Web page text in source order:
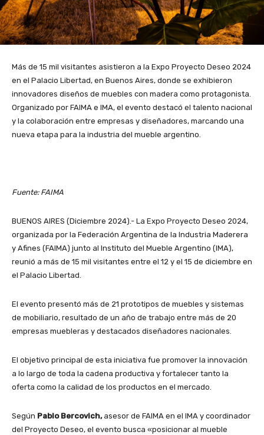
Más de 15 mil visitantes asistieron a la Expo Proyecto Deseo 2024
en el Palacio Libertad, en Buenos Aires, donde se exhibieron
innovadores diseños de muebles con madera como protagonista.
Organizado por FAIMA e IMA, el evento destacó el talento nacional
y la colaboración entre empresas y diseñadores, marcando una
nueva etapa para la industria del mueble argentino.
Fuente: FAIMA
BUENOS AIRES (Diciembre 2024).- La Expo Proyecto Deseo 2024,
organizada por la Federación Argentina de la Industria Maderera
y Afines (FAIMA) junto al Instituto del Mueble Argentino (IMA),
reunió a más de 15 mil visitantes entre el 12 y el 15 de diciembre en
el Palacio Libertad.
El evento presentó más de 21 prototipos de muebles y sistemas
de mobiliario, resultado de un año de trabajo entre más de 20
empresas muebleras y destacados diseñadores nacionales.
El objetivo principal de esta iniciativa fue promover la innovación
a lo largo de toda la cadena productiva y fortalecer tanto la
oferta como la calidad de los productos en el mercado.
Según Pablo Bercovich,asesor de FAIMA en el IMA y coordinador
del Proyecto Deseo, el evento busca «posicionar al mueble